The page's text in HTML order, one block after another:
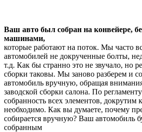
Ваш авто был собран на конвейере,
машинами,
которые работают на поток. Мы часто
автомобилей не докрученные болты,
т.д. Как бы странно это не звучало, но
сборки таковы. Мы заново разберем и
автомобиль вручную, обращая
заводской сборки салона. По
собранность всех элементов, докрутим
необходимо. Как вы думаете, почему
собирается вручную? Ваш автомобиль
собранным